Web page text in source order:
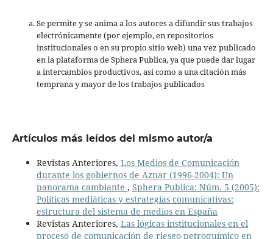
Se permite y se anima a los autores a difundir sus trabajos
electrónicamente (por ejemplo, en repositorios
institucionales o en su propio sitio web) una vez publicado
en la plataforma de Sphera Publica, ya que puede dar lugar
a intercambios productivos, así como a una citación más
temprana y mayor de los trabajos publicados
Artículos más leídos del mismo autor/a
Revistas Anteriores, Los Medios de Comunicación
durante los gobiernos de Aznar (1996-2004): Un
panorama cambiante , Sphera Publica: Núm. 5 (2005):
Políticas mediáticas y estrategias comunicativas:
estructura del sistema de medios en España
Revistas Anteriores, Las lógicas institucionales en el
proceso de comunicación de riesgo petroquímico en